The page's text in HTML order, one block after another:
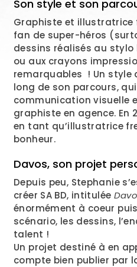
Son style et son
Graphiste et illustratrice
fan de super-héros
dessins réalisés au stylo
ou aux crayons
remarquables ! Un style
long de son parcours,
communication visuelle
graphiste en agence. En
en tant qu’illustratrice
bonheur.
Davos, son projet
Depuis peu, Stephanie
créer SA BD, intitulée
énormément à coeur
scénario, les dessins,
talent !
Un projet destiné à en
compte bien publier par